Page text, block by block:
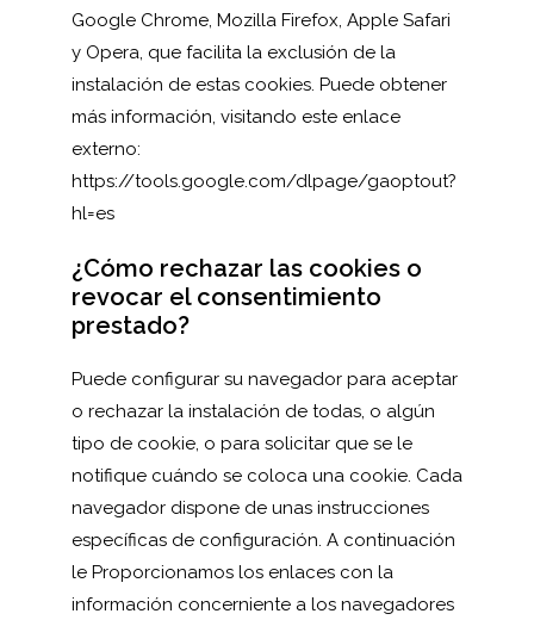
Google Chrome, Mozilla Firefox, Apple Safari
y Opera, que facilita la exclusión de la
instalación de estas cookies. Puede obtener
más información, visitando este enlace
externo:
https://tools.google.com/dlpage/gaoptout?
hl=es
¿Cómo rechazar las cookies o
revocar el consentimiento
prestado?
Puede configurar su navegador para aceptar
o rechazar la instalación de todas, o algún
tipo de cookie, o para solicitar que se le
notifique cuándo se coloca una cookie. Cada
navegador dispone de unas instrucciones
específicas de configuración. A continuación
le Proporcionamos los enlaces con la
información concerniente a los navegadores